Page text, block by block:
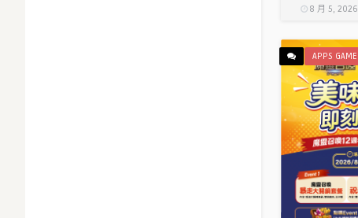
8 月 5, 2026
APPS GAME